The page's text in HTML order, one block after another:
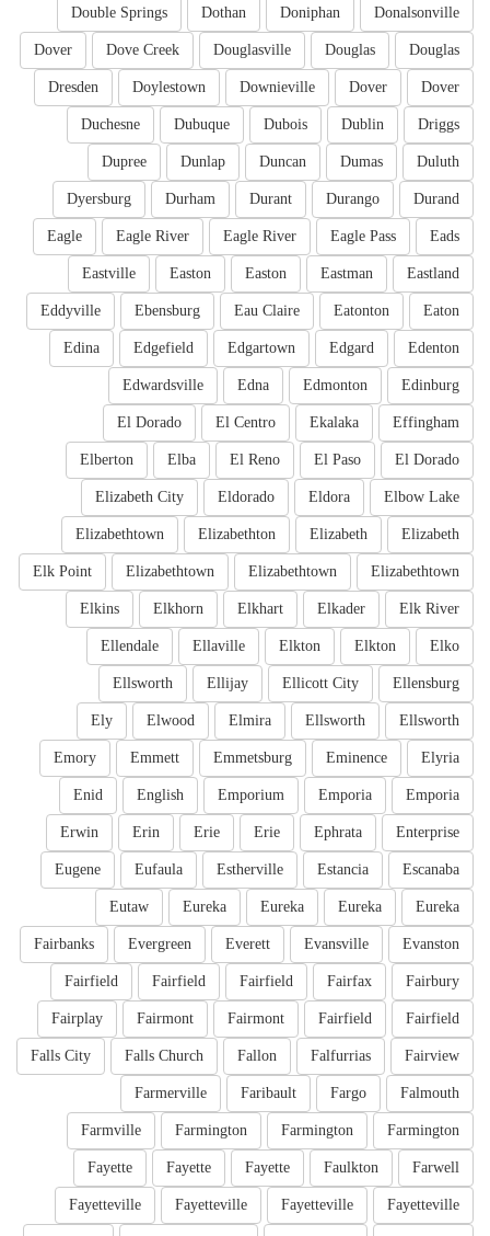
Donalsonville
Doniphan
Dothan
Double Springs
Douglas
Douglas
Douglasville
Dove Creek
Dover
Dover
Dover
Downieville
Doylestown
Dresden
Driggs
Dublin
Dubois
Dubuque
Duchesne
Duluth
Dumas
Duncan
Dunlap
Dupree
Durand
Durango
Durant
Durham
Dyersburg
Eads
Eagle Pass
Eagle River
Eagle River
Eagle
Eastland
Eastman
Easton
Easton
Eastville
Eaton
Eatonton
Eau Claire
Ebensburg
Eddyville
Edenton
Edgard
Edgartown
Edgefield
Edina
Edinburg
Edmonton
Edna
Edwardsville
Effingham
Ekalaka
El Centro
El Dorado
El Dorado
El Paso
El Reno
Elba
Elberton
Elbow Lake
Eldora
Eldorado
Elizabeth City
Elizabeth
Elizabeth
Elizabethton
Elizabethtown
Elizabethtown
Elizabethtown
Elizabethtown
Elk Point
Elk River
Elkader
Elkhart
Elkhorn
Elkins
Elko
Elkton
Elkton
Ellaville
Ellendale
Ellensburg
Ellicott City
Ellijay
Ellsworth
Ellsworth
Ellsworth
Elmira
Elwood
Ely
Elyria
Eminence
Emmetsburg
Emmett
Emory
Emporia
Emporia
Emporium
English
Enid
Enterprise
Ephrata
Erie
Erie
Erin
Erwin
Escanaba
Estancia
Estherville
Eufaula
Eugene
Eureka
Eureka
Eureka
Eureka
Eutaw
Evanston
Evansville
Everett
Evergreen
Fairbanks
Fairbury
Fairfax
Fairfield
Fairfield
Fairfield
Fairfield
Fairfield
Fairmont
Fairmont
Fairplay
Fairview
Falfurrias
Fallon
Falls Church
Falls City
Falmouth
Fargo
Faribault
Farmerville
Farmington
Farmington
Farmington
Farmville
Farwell
Faulkton
Fayette
Fayette
Fayette
Fayetteville
Fayetteville
Fayetteville
Fayetteville